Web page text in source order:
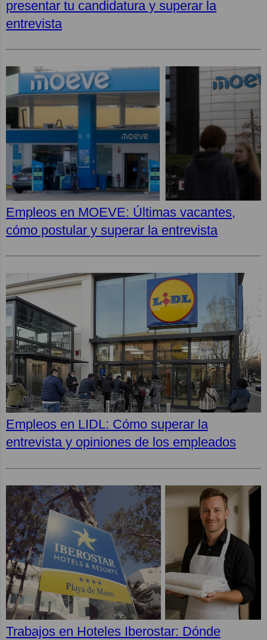
presentar tu candidatura y superar la
entrevista
Empleos en MOEVE: Últimas vacantes,
cómo postular y superar la entrevista
Empleos en LIDL: Cómo superar la
entrevista y opiniones de los empleados
Trabajos en Hoteles Iberostar: Dónde